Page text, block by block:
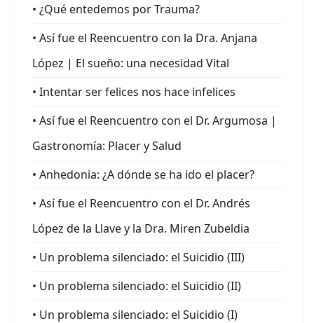
• ¿Qué entedemos por Trauma?
• Así fue el Reencuentro con la Dra. Anjana
López | El sueño: una necesidad Vital
• Intentar ser felices nos hace infelices
• Así fue el Reencuentro con el Dr. Argumosa |
Gastronomía: Placer y Salud
• Anhedonia: ¿A dónde se ha ido el placer?
• Así fue el Reencuentro con el Dr. Andrés
López de la Llave y la Dra. Miren Zubeldia
• Un problema silenciado: el Suicidio (III)
• Un problema silenciado: el Suicidio (II)
• Un problema silenciado: el Suicidio (I)